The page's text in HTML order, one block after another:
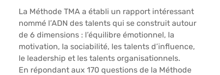
La Méthode TMA a établi un rapport intéressant
nommé l’ADN des talents qui se construit autour
de 6 dimensions : l’équilibre émotionnel, la
motivation, la sociabilité, les talents d’influence,
le leadership et les talents organisationnels.
En répondant aux 170 questions de la Méthode